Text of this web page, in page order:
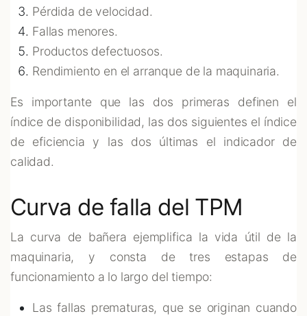
Pérdida de velocidad.
Fallas menores.
Productos defectuosos.
Rendimiento en el arranque de la maquinaria.
Es importante que las dos primeras definen el
índice de disponibilidad, las dos siguientes el índice
de eficiencia y las dos últimas el indicador de
calidad.
Curva de falla del TPM
La curva de bañera ejemplifica la vida útil de la
maquinaria, y consta de tres estapas de
funcionamiento a lo largo del tiempo:
Las fallas prematuras, que se originan cuando